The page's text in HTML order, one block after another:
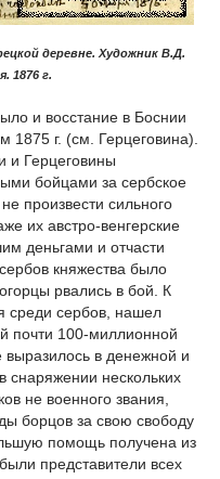
деревне. Художник В.Д.
1876 г.
и восстание в Боснии
1875 г. (см. Герцеговина).
и Герцеговины
бойцами за сербское
произвести сильного
их австро-венгерские
деньгами и отчасти
княжества было
рвались в бой. К
среди сербов, нашел
почти 100-миллионной
выразилось в денежной и
нескольких
не военного звания,
борцов за свою свободу
помощь получена из
представители всех